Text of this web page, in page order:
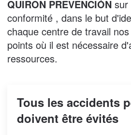
QUIRON PREVENCIÓN sur
conformité , dans le but
chaque centre de travail
points où il est nécessaire
ressources.
Tous les accidents
doivent être évités